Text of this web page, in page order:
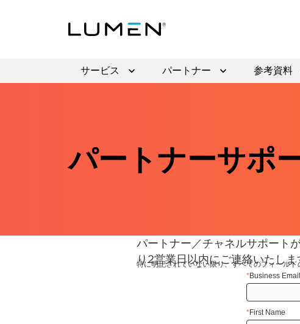
サービス パートナー 参考資料
パートナーサポ
パートナー／チャネルサポート
り2営業日以内にご連絡いたしま
特に明記されていない限り、すべてのフィールド
*Business Email
*First Name